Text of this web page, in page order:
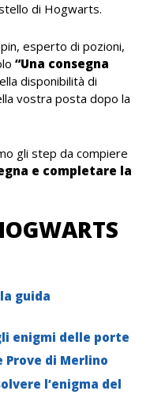
di Hogwarts.
esperto di pozioni,
“Una consegna
disponibilità di
vostra posta dopo la
gli step da compiere
e completare la
guida
enigmi delle porte
Prove di Merlino
l’enigma del